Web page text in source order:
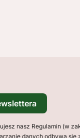
nasz Regulamin (w
danych odbywa się